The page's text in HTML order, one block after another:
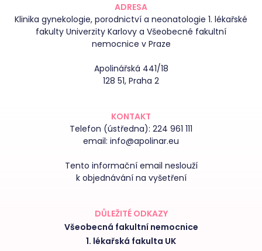
ADRESA
Klinika gynekologie, porodnictví a neonatologie 1. lékařské
fakulty Univerzity Karlovy a Všeobecné fakultní
nemocnice v Praze
Apolinářská 441/18
128 51, Praha 2
KONTAKT
Telefon (ústředna): 224 961 111
email: info@apolinar.eu
Tento informační email neslouží
k objednávání na vyšetření
DŮLEŽITÉ ODKAZY
Všeobecná fakultní nemocnice
1. lékařská fakulta UK